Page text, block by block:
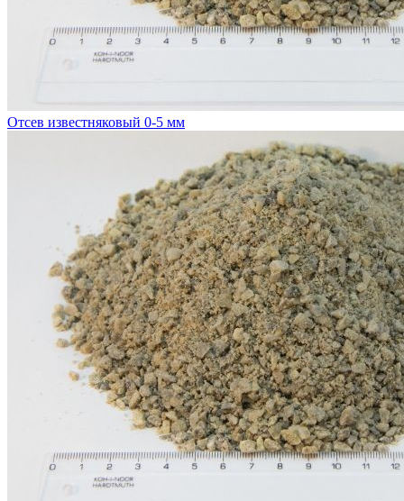
Отсев известняковый 0-5 мм